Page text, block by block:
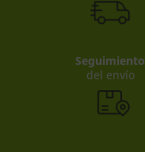
Seguimiento
del envío